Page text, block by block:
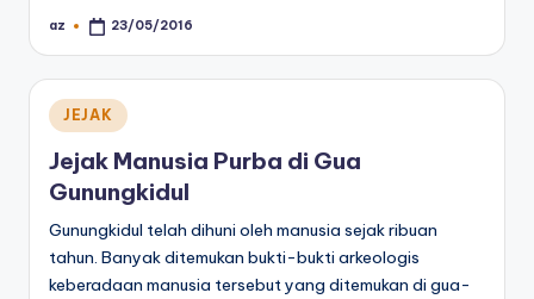
Posted
az 23/05/2016
Posted
in
JEJAK
Jejak Manusia Purba di Gua
Gunungkidul
Gunungkidul telah dihuni oleh manusia sejak ribuan
tahun. Banyak ditemukan bukti-bukti arkeologis
keberadaan manusia tersebut yang ditemukan di gua-